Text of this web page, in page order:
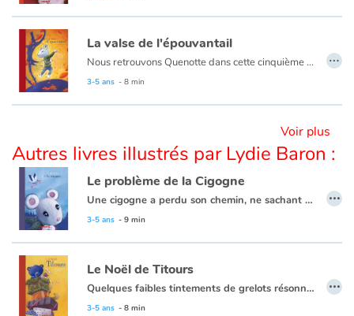
Contes d'ici et d'ailleurs
Autour de la lecture
Apprendre à lire
Activités et ateliers
Apprendre les langues
Dyslexie, troubles de la lecture
Nos listes de lecture
La valse de l'épouvantail
Nous retrouvons Quenotte dans cette cinquième aventure un peu particulière... C'est l'automne : du bruit, une plainte... et un épouvantail qui doit se faire brûler puisque les fermiers trouvent qu'il ne sert plus à rien. Comment la petite souris va-t-elle aider son nouvel ami ?
3-5 ans - 8 min
…
Voir plus
Autres livres illustrés par Lydie Baron :
Le problème de la Cigogne
Une cigogne a perdu son chemin, ne sachant plus où livrer un bébé. Mauvaise adresse, écriture illisible... Encore une fois, la souris Quenotte viendra à la rescousse ! Cette histoire, 6e titre des aventures de Quenotte, est, comme les autres, pleine de tendresse et de complicité.
3-5 ans - 9 min
…
Le Noël de Titours
Quelques faibles tintements de grelots résonnent encore au loin, puis le silence envahit la pièce... Quenotte découvre alors un ours en peluche qui ne veut pas être un jouet et qui exige sa maman! Notre courageuse souris décide d'accompagner l'ourson pour la retrouver : une grande aventure les attend! Vous ne regarderez plus jamais les étoiles de la même façon...
3-5 ans - 8 min
…